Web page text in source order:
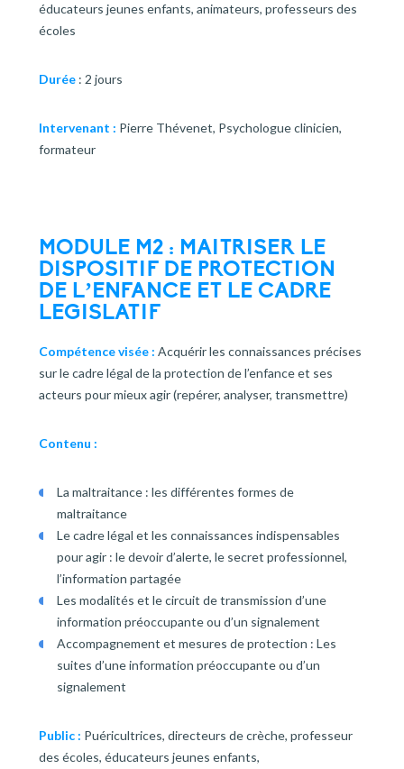
éducateurs jeunes enfants, animateurs, professeurs des
écoles
Durée : 2 jours
Intervenant : Pierre Thévenet, Psychologue clinicien,
formateur
MODULE M2 : MAITRISER LE
DISPOSITIF DE PROTECTION
DE L’ENFANCE ET LE CADRE
LEGISLATIF
Compétence visée : Acquérir les connaissances précises
sur le cadre légal de la protection de l’enfance et ses
acteurs pour mieux agir (repérer, analyser, transmettre)
Contenu :
La maltraitance : les différentes formes de
maltraitance
Le cadre légal et les connaissances indispensables
pour agir : le devoir d’alerte, le secret professionnel,
l’information partagée
Les modalités et le circuit de transmission d’une
information préoccupante ou d’un signalement
Accompagnement et mesures de protection : Les
suites d’une information préoccupante ou d’un
signalement
Public : Puéricultrices, directeurs de crèche, professeur
des écoles, éducateurs jeunes enfants,